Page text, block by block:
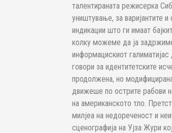
талентираната режисерка
уништување, за варијантите
индикации што ги имаат
колку можеме да ја
информацискиот
говори за идентитетските
продолжена, но
движеше по острите рабови
на американското тло.
милјеа на недореченост и
сценографија на Ујза Жури